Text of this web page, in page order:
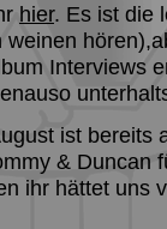
hier. Es ist die
Interviews
ist bereits
& Duncan
ihr hättet uns